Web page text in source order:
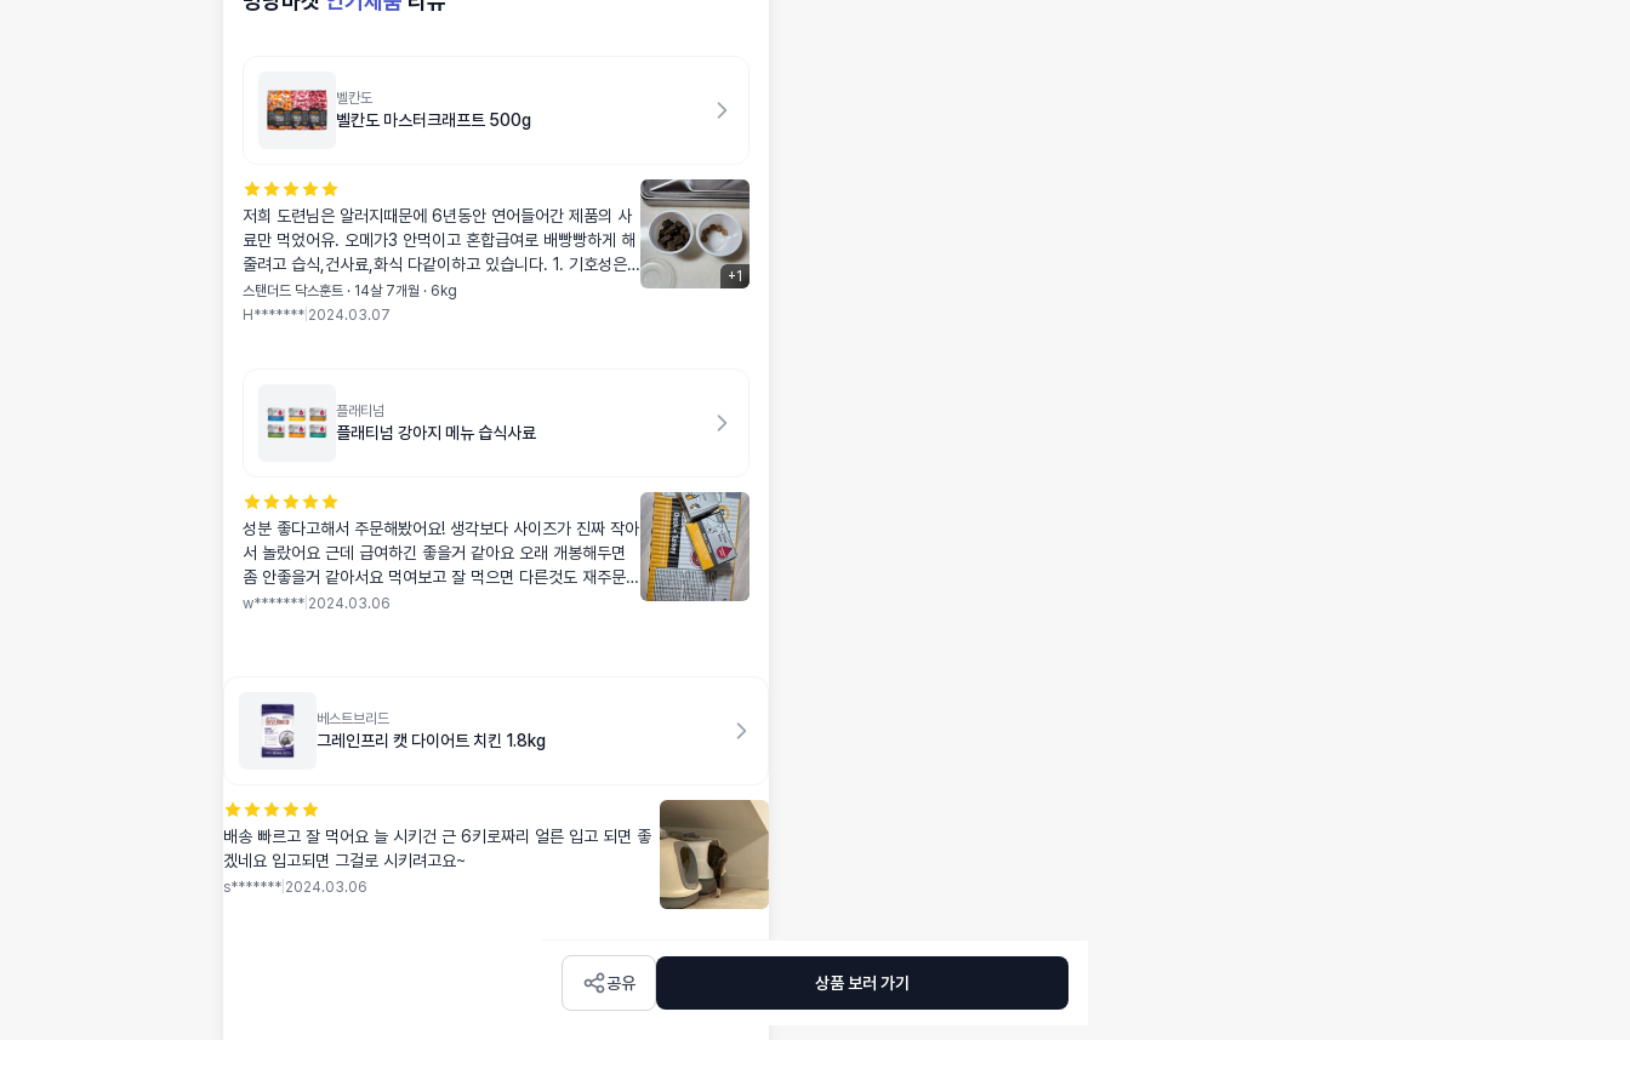
벨칸도
벨칸도 마스터크래프트 500g
저희 도련님은 알러지때문에 6년동안 연어들어간 제품의 사
료만 먹었어유. 오메가3 안먹이고 혼합급여로 배빵빵하게 해
줄려고 습식,건사료,화식 다같이하고 있습니다. 1. 기호성은
너무 좋아요! 짱짱잘먹 2. 알크기가 좀 커요. - 자세히 보니까
알갱이 표면이 무슨 돌하르방 같이 생겼던데.... 식탐노견인
묻는다고? " 냄새도 안베이고 걍 흐르는 물에 손한번 가져다
대도 닦이는 수준이에요. 놀이,훈련용 간식으로도 손색없어
특유사료냄새가 나긴 합니다만, 생육함량을 생각한다면 냄새
가 안나면 그게더 이상해요..(개인적인 생각입니다) 어육사료
냄새안나는걸로 치면 제 마음속 2위입니다..ㅋㅋ!
스탠더드 닥스훈트 · 14살 7개월 · 6kg
H******* 2024.03.07
+1
플래티넘
플래티넘 강아지 메뉴 습식사료
성분 좋다고해서 주문해봤어요! 생각보다 사이즈가 진짜 작아
서 놀랐어요 근데 급여하긴 좋을거 같아요 오래 개봉해두면
좀 안좋을거 같아서요 먹여보고 잘 먹으면 다른것도 재주문할
게요!
w******* 2024.03.06
베스트브리드
그레인프리 캣 다이어트 치킨 1.8kg
배송 빠르고 잘 먹어요 늘 시키건 근 6키로짜리 얼른 입고 되면 좋
겠네요 입고되면 그걸로 시키려고요~
s******* 2024.03.06
공유 상품 보러 가기